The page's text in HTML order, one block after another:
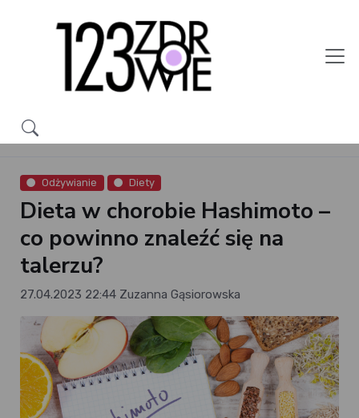
Odżywianie Diety
Dieta w chorobie Hashimoto –
co powinno znaleźć się na
talerzu?
27.04.2023 22:44 Zuzanna Gąsiorowska